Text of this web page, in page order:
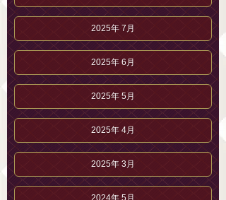
2025年 7月
2025年 6月
2025年 5月
2025年 4月
2025年 3月
2024年 5月